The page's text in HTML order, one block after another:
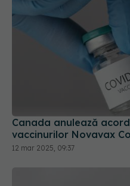
Canada anulează
vaccinurilor Novavax
12 mar 2025, 09:37